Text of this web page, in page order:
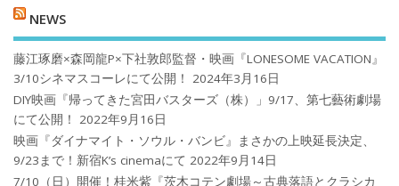
NEWS
藤江琢磨×森岡龍P×下社敦郎監督・映画『LONESOME VACATION』
3/10シネマスコーレにて公開！
2024年3月16日
DIY映画『帰ってきた宮田バスターズ（株）」9/17、第七藝術劇場
にて公開！
2022年9月16日
映画『ダイナマイト・ソウル・バンビ』まさかの上映延長決定、
9/23まで！新宿K’s cinemaにて 2022年9月14日
7/10（日）開催！桂米紫『茨木コテン劇場～古典落語とクラシカ